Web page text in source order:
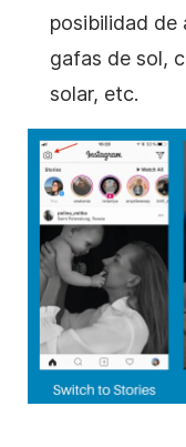
posibilidad de
gafas de sol,
solar, etc.